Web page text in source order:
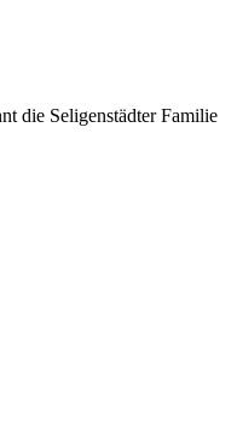
die Seligenstädter Familie